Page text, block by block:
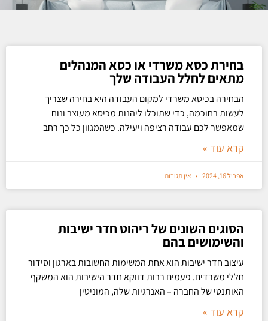
בחירת כסא משרדי או כסא המנהלים
מתאים לחלל העבודה שלך
הבחירה בכיסא משרדי למקום העבודה היא בחירה שצריך
לעשות בחוכמה, כדי שתוכלו ליהנות מכיסא מעוצב ונוח
שמאפשר לכם עבודה רציפה ויעילה. כשהמגוון כל כך רחב
קרא עוד »
אפריל 16, 2024 אין תגובות
הסוגים השונים של ריהוט חדר ישיבות
והשימושים בהם
עיצוב חדר ישיבות הוא אחת המשימות החשובות בארגון וסידור
חללי משרדים. פעמים רבות דווקא חדר הישיבות הוא המשקף
האותנטי של החברה – האנרגיות שלה, המוניטין
קרא עוד »